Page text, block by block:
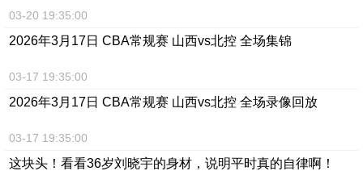
03-20 19:35:00
2026年3月17日 CBA常规赛 山西vs北控 全场集锦
03-17 19:35:00
2026年3月17日 CBA常规赛 山西vs北控 全场录像回放
03-17 19:35:00
这块头！看看36岁刘晓宇的身材，说明平时真的自律啊！